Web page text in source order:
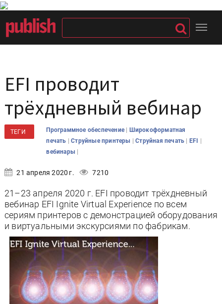
EFI проводит
трёхдневный вебинар
ТЕГИ Программное обеспечение | Широкоформатная
печать |Струйные принтеры |Струйная печать | EFI |
вебинары |
21 апреля 2020 г. 7210
21–23 апреля 2020 г. EFI проводит трёхдневный
вебинар EFI Ignite Virtual Experience по всем
сериям принтеров с демонстрацией оборудования
и виртуальными экскурсиями по фабрикам.